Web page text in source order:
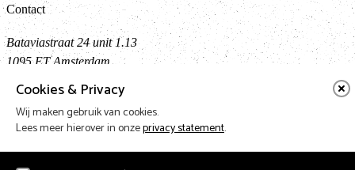
Cookies & Privacy
Wij maken gebruik van cookies.
Lees meer hierover in onzeprivacy statement.
Contact
Bataviastraat 24 unit 1.13
1095 ET Amsterdam